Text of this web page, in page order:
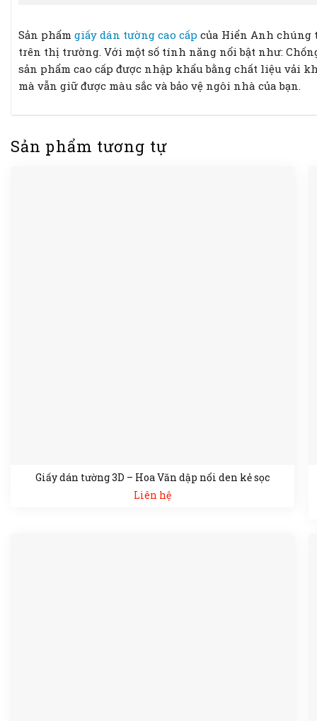
Sản phẩm giấy dán tường cao cấp của Hiển Anh chúng
trên thị trường. Với một số tính năng nổi bật như:
sản phẩm cao cấp được nhập khẩu bằng chất liệu vải
mà vẫn giữ được màu sắc và bảo vệ ngôi nhà của bạn.
Sản phẩm tương tự
Giấy dán tường 3D – Hoa Văn dập nổi den kẻ sọc
Liên hệ